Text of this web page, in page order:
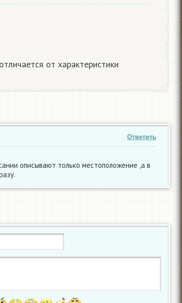
от характеристики
Ответить
описывают только местоположение ,а в